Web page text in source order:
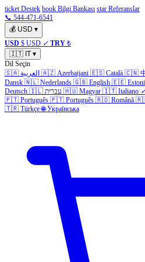
ticket Destek book Bilgi Bankası star Referanslar
📞 544-471-6541
💰 USD ▾
USD $ USD ✓ TRY ₺
🇮🇹 IT ▾
Dil Seçin
🇸🇦 العربية 🇦🇿 Azerbaijani 🇪🇸 Català 🇨🇳
Dansk 🇳🇱 Nederlands 🇬🇧 English 🇪🇪
Deutsch 🇮🇱 עברית 🇭🇺 Magyar 🇮🇹 Italiano
🇵🇹 Português 🇵🇹 Português 🇷🇴 Română
🇹🇷 Türkçe 🌐 Українська